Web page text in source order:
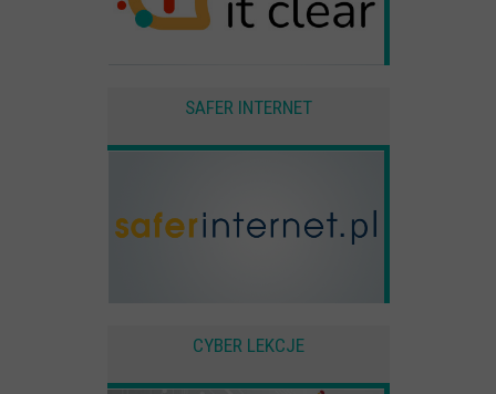
SAFER INTERNET
CYBER LEKCJE